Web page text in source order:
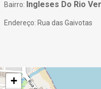
Bairro: Ingleses Do Rio
Endereço: Rua das Gaivotas
+